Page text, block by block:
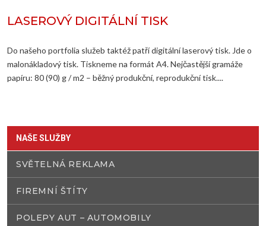
LASEROVÝ DIGITÁLNÍ TISK
Do našeho portfolia služeb taktéž patří digitální laserový tisk. Jde o
malonákladový tisk. Tiskneme na formát A4. Nejčastější gramáže
papíru: 80 (90) g / m2 – běžný produkční, reprodukční tisk....
NAŠE SLUŽBY
SVĚTELNÁ REKLAMA
FIREMNÍ ŠTÍTY
POLEPY AUT – AUTOMOBILY